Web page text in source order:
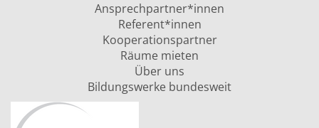
Ansprechpartner*innen
Referent*innen
Kooperationspartner
Räume mieten
Über uns
Bildungswerke bundesweit